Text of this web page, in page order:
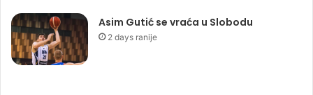
Asim Gutić se vraća u Slobodu
2 days ranije